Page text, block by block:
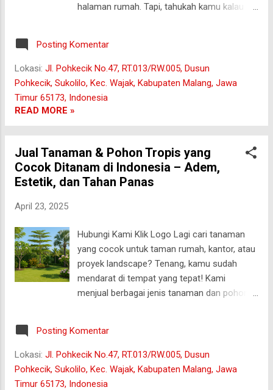
halaman rumah. Tapi, tahukah kamu kalau
Pakchong , si hijau yang siap memberikan
gizi berkualitas buat para sapi, kambing, atau
domba yang lapar. Nggak cuma memberi
makan, rumput ini juga bikin perut ternak
gembira! Siap-siap, mari kita gali lebih dalam
tentang si rumput yang nggak cuma enak
dimakan, tapi juga enak dibahas! malang 1.
Apa Itu Rumput Pakchong? Pakchong, atau
sering disebut juga rumput Pak Chong (nama
beriklim panas. Ciri khas rumput ini adalah
daunnya yang lebar dan tinggi, membuatnya
tampak seperti rumput yang nggak main-
main. Buka...
Posting Komentar
Lokasi: Jl. Pohkecik No.47, RT.013/RW.005, Dusun
Pohkecik, Sukolilo, Kec. Wajak, Kabupaten Malang, Jawa
Timur 65173, Indonesia
READ MORE »
Jual Tanaman & Pohon Tropis yang
Cocok Ditanam di Indonesia – Adem,
Estetik, dan Tahan Panas
April 23, 2025
Hubungi Kami Klik Logo Lagi cari tanaman
yang cocok untuk taman rumah, kantor, atau
proyek landscape? Tenang, kamu sudah
mendarat di tempat yang tepat! Kami
menjual berbagai jenis tanaman dan pohon
yang buat gaya-gayaan ala villa Bali 😁 wajak
malang 🌿 Apa Saja yang Kami Jual? 1.
Pohon Ketapang Kencana Cocok untuk
taman, halaman rumah, hingga tepi jalan.
Posting Komentar
Lokasi: Jl. Pohkecik No.47, RT.013/RW.005, Dusun
Pohkecik, Sukolilo, Kec. Wajak, Kabupaten Malang, Jawa
Timur 65173, Indonesia